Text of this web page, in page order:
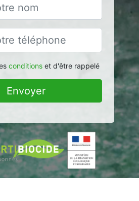
conditionset d'être rappelé
Envoyer